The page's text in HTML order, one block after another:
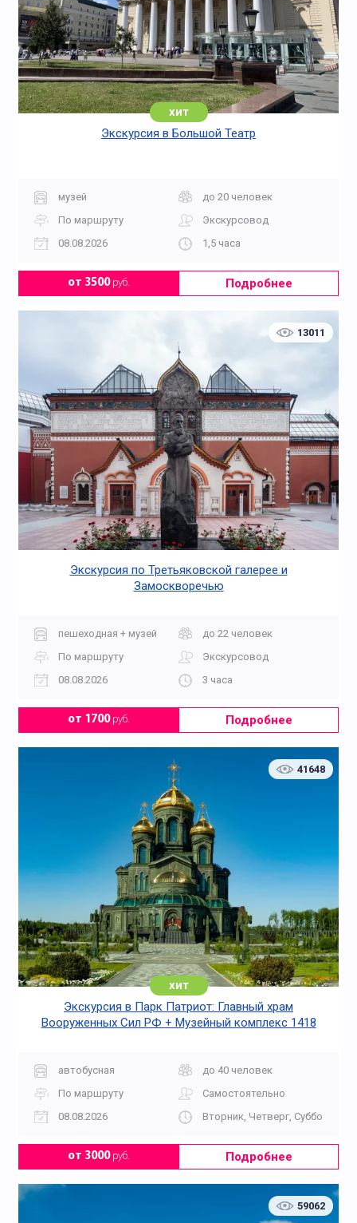
хит
Экскурсия в Большой Театр
музей
до 20 человек
По маршруту
Экскурсовод
08.08.2026
1,5 часа
от 3500руб. Подробнее
13011
Экскурсия по Третьяковской галерее и
Замоскворечью
пешеходная + музей
до 22 человек
По маршруту
Экскурсовод
08.08.2026
3 часа
от 1700руб. Подробнее
41648
хит
Экскурсия в Парк Патриот: Главный храм
Вооруженных Сил РФ + Музейный комплекс 1418
автобусная
до 40 человек
По маршруту
Самостоятельно
08.08.2026
Вторник, Четверг, Суббота,
от 3000руб. Подробнее
59062